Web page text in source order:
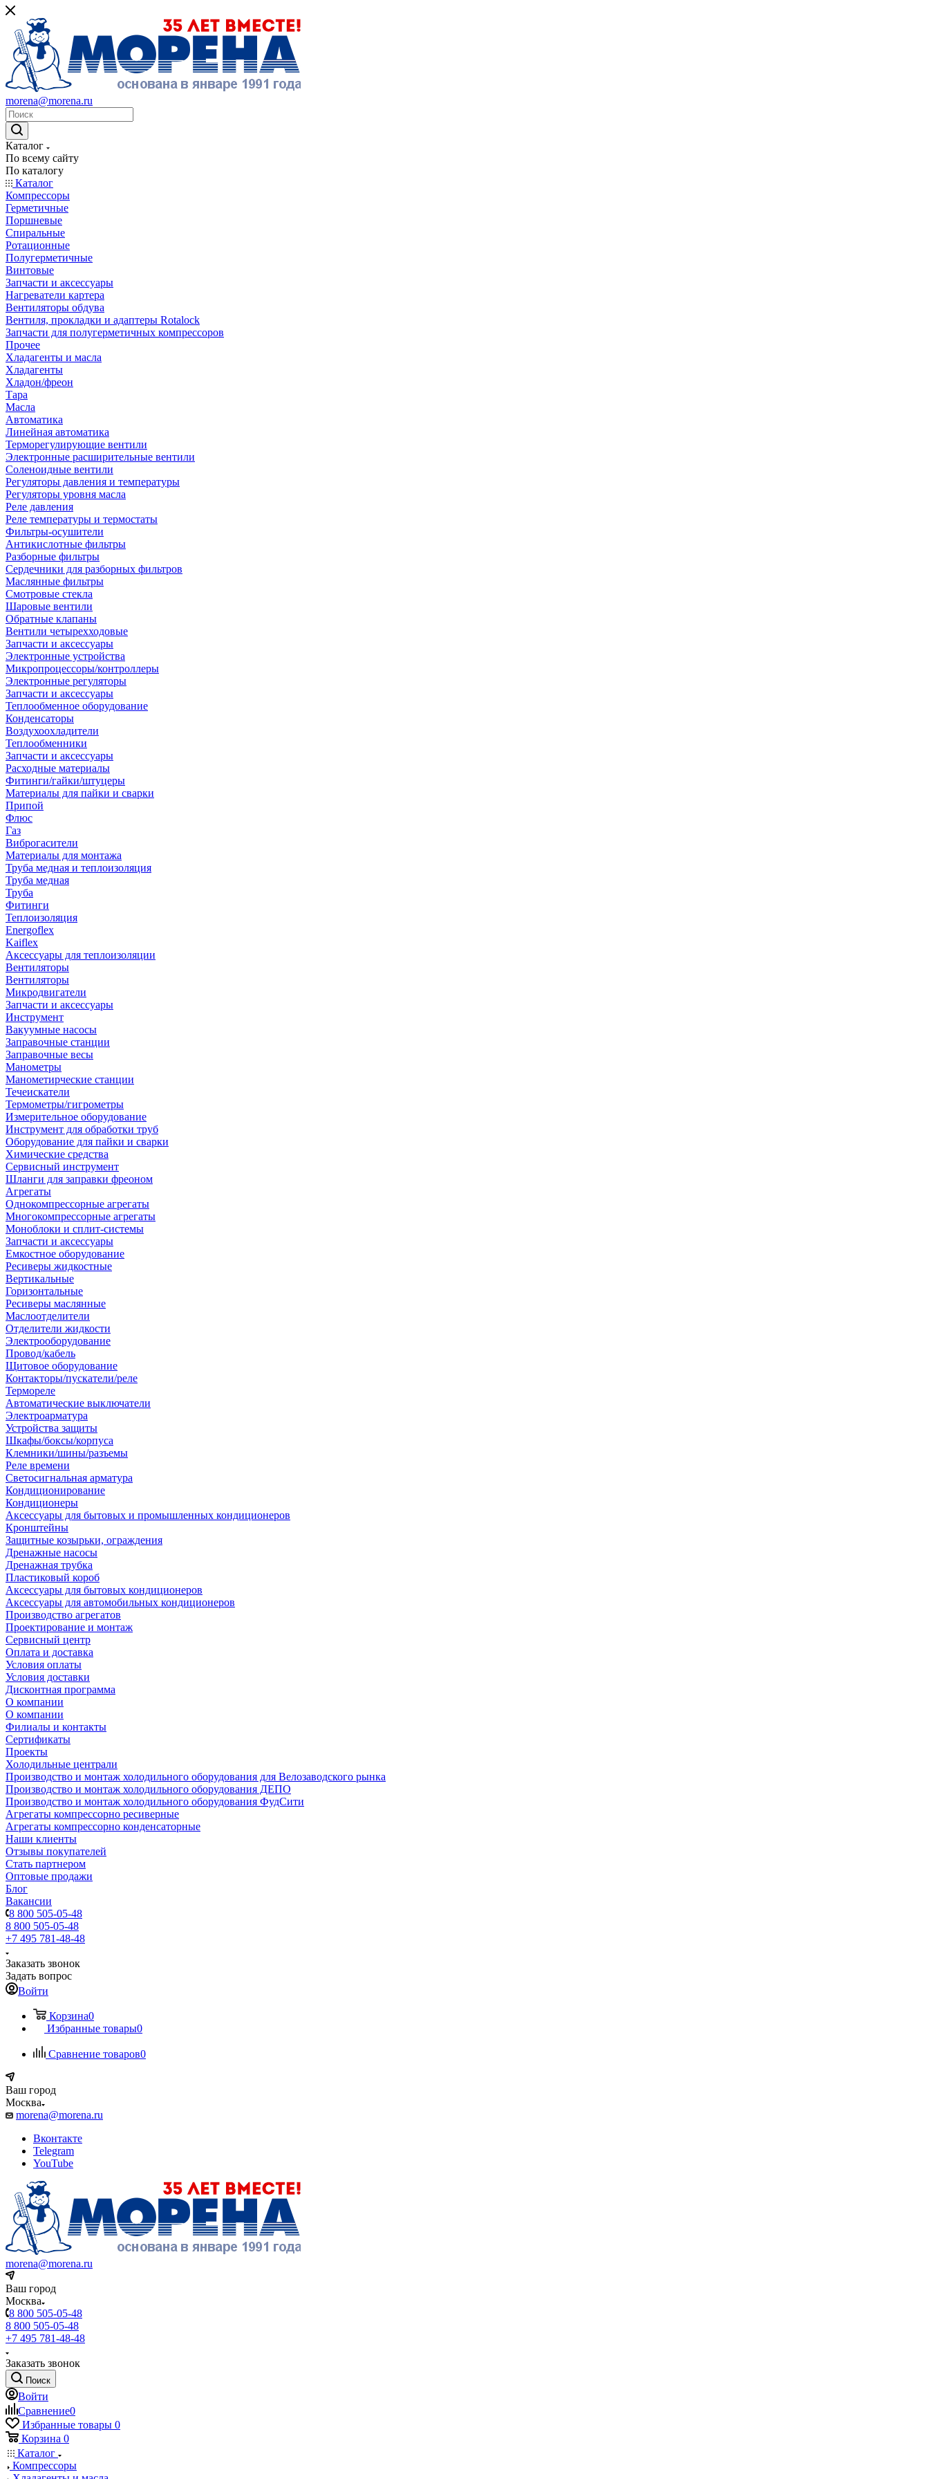
morena@morena.ru
Каталог
По всему сайту
По каталогу
Каталог
Компрессоры
Герметичные
Поршневые
Спиральные
Ротационные
Полугерметичные
Винтовые
Запчасти и аксессуары
Нагреватели картера
Вентиляторы обдува
Вентиля, прокладки и адаптеры Rotalock
Запчасти для полугерметичных компрессоров
Прочее
Хладагенты и масла
Хладагенты
Хладон/фреон
Тара
Масла
Автоматика
Линейная автоматика
Терморегулирующие вентили
Электронные расширительные вентили
Соленоидные вентили
Регуляторы давления и температуры
Регуляторы уровня масла
Реле давления
Реле температуры и термостаты
Фильтры-осушители
Антикислотные фильтры
Разборные фильтры
Сердечники для разборных фильтров
Маслянные фильтры
Смотровые стекла
Шаровые вентили
Обратные клапаны
Вентили четырехходовые
Запчасти и аксессуары
Электронные устройства
Микропроцессоры/контроллеры
Электронные регуляторы
Запчасти и аксессуары
Теплообменное оборудование
Конденсаторы
Воздухоохладители
Теплообменники
Запчасти и аксессуары
Расходные материалы
Фитинги/гайки/штуцеры
Материалы для пайки и сварки
Припой
Флюс
Газ
Виброгасители
Материалы для монтажа
Труба медная и теплоизоляция
Труба медная
Труба
Фитинги
Теплоизоляция
Energoflex
Kaiflex
Аксессуары для теплоизоляции
Вентиляторы
Вентиляторы
Микродвигатели
Запчасти и аксессуары
Инструмент
Вакуумные насосы
Заправочные станции
Заправочные весы
Манометры
Манометирческие станции
Течеискатели
Термометры/гигрометры
Измерительное оборудование
Инструмент для обработки труб
Оборудование для пайки и сварки
Химические средства
Сервисный инструмент
Шланги для заправки фреоном
Агрегаты
Однокомпрессорные агрегаты
Многокомпрессорные агрегаты
Моноблоки и сплит-системы
Запчасти и аксессуары
Емкостное оборудование
Ресиверы жидкостные
Вертикальные
Горизонтальные
Ресиверы маслянные
Маслоотделители
Отделители жидкости
Электрооборудование
Провод/кабель
Щитовое оборудование
Контакторы/пускатели/реле
Термореле
Автоматические выключатели
Электроарматура
Устройства защиты
Шкафы/боксы/корпуса
Клемники/шины/разъемы
Реле времени
Светосигнальная арматура
Кондиционирование
Кондиционеры
Аксессуары для бытовых и промышленных кондиционеров
Кронштейны
Защитные козырьки, ограждения
Дренажные насосы
Дренажная трубка
Пластиковый короб
Аксессуары для бытовых кондиционеров
Аксессуары для автомобильных кондиционеров
Производство агрегатов
Проектирование и монтаж
Сервисный центр
Оплата и доставка
Условия оплаты
Условия доставки
Дисконтная программа
О компании
О компании
Филиалы и контакты
Сертификаты
Проекты
Холодильные централи
Производство и монтаж холодильного оборудования для Велозаводского рынка
Производство и монтаж холодильного оборудования ДЕПО
Производство и монтаж холодильного оборудования ФудСити
Агрегаты компрессорно ресиверные
Агрегаты компрессорно конденсаторные
Наши клиенты
Отзывы покупателей
Стать партнером
Оптовые продажи
Блог
Вакансии
8 800 505-05-48
8 800 505-05-48
+7 495 781-48-48
Заказать звонок
Задать вопрос
Войти
Корзина0
Избранные товары0
Сравнение товаров0
Ваш город
Москва
morena@morena.ru
Вконтакте
Telegram
YouTube
morena@morena.ru
Ваш город
Москва
8 800 505-05-48
8 800 505-05-48
+7 495 781-48-48
Заказать звонок
Поиск
Войти
Сравнение0
Избранные товары 0
Корзина 0
Каталог
Компрессоры